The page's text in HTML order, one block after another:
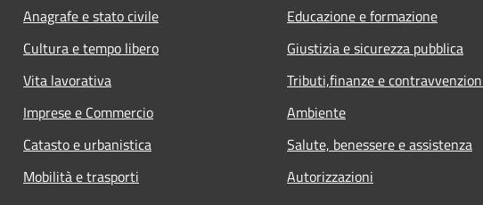
Anagrafe e stato civile
Cultura e tempo libero
Vita lavorativa
Imprese e Commercio
Catasto e urbanistica
Mobilità e trasporti
Educazione e formazione
Giustizia e sicurezza pubblica
Tributi,finanze e
Ambiente
Salute, benessere e assistenza
Autorizzazioni